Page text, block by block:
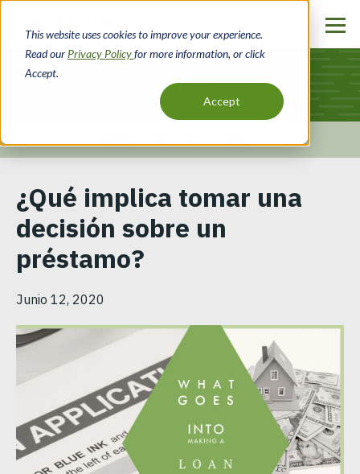
This website uses cookies to improve your experience.
Read our Privacy Policyfor more information, or click
Accept.
Accept
contenido
principal
Blog
de
navegación
¿Qué implica tomar una
decisión sobre un
préstamo?
Junio 12, 2020